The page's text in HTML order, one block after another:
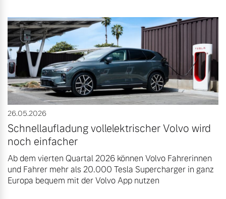
26.05.2026
Schnellaufladung vollelektrischer Volvo wird
noch einfacher
Ab dem vierten Quartal 2026 können Volvo Fahrerinnen
und Fahrer mehr als 20.000 Tesla Supercharger in ganz
Europa bequem mit der Volvo App nutzen